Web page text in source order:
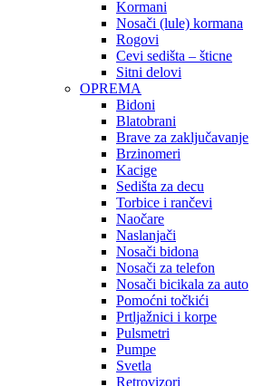
Kormani
Nosači (lule) kormana
Rogovi
Cevi sedišta – šticne
Sitni delovi
OPREMA
Bidoni
Blatobrani
Brave za zaključavanje
Brzinomeri
Kacige
Sedišta za decu
Torbice i rančevi
Naočare
Naslanjači
Nosači bidona
Nosači za telefon
Nosači bicikala za auto
Pomoćni točkići
Prtljažnici i korpe
Pulsmetri
Pumpe
Svetla
Retrovizori